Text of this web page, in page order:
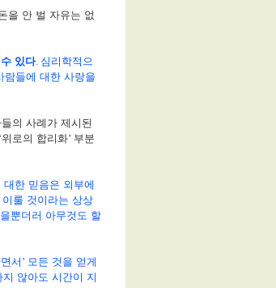
을 안 벌 자유는 없
있다. 심리학적으
람들에 대한 사랑을
의 사례가 제시된
‘위로의 합리화’ 부분
대한 믿음은 외부에
룰 것이라는 상상
뿐더러 아무것도 할
서’ 모든 것을 얻게
않아도 시간이 지